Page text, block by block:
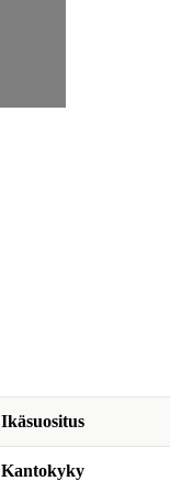
Ikäsuositus
Kantokyky